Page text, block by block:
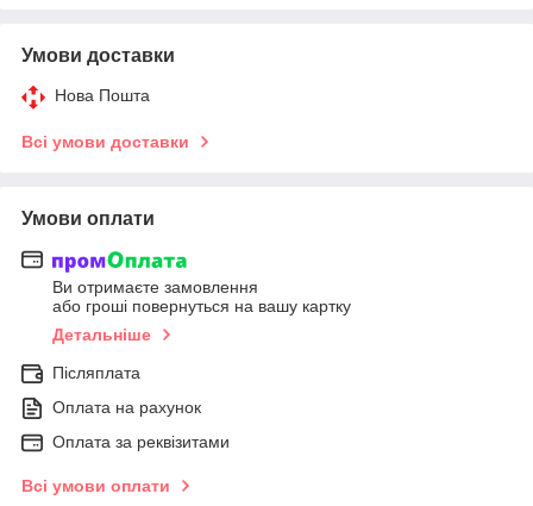
Умови доставки
Нова Пошта
Всі умови доставки
Умови оплати
Ви отримаєте замовлення
або гроші повернуться на вашу картку
Детальніше
Післяплата
Оплата на рахунок
Оплата за реквізитами
Всі умови оплати